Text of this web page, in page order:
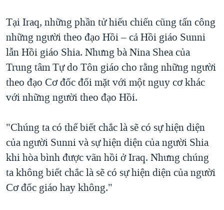
Tại Iraq, những phần tử hiếu chiến cũng tấn công
những người theo đạo Hồi – cả Hồi giáo Sunni
lẫn Hồi giáo Shia. Nhưng bà Nina Shea của
Trung tâm Tự do Tôn giáo cho rằng những người
theo đạo Cơ đốc đối mặt với một nguy cơ khác
với những người theo đạo Hồi.
"Chúng ta có thể biết chắc là sẽ có sự hiện diện
của người Sunni và sự hiện diện của người Shia
khi hòa bình được vãn hồi ở Iraq. Nhưng chúng
ta không biết chắc là sẽ có sự hiện diện của người
Cơ đốc giáo hay không."